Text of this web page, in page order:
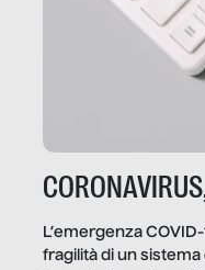
L’emergenza
fragilità di un